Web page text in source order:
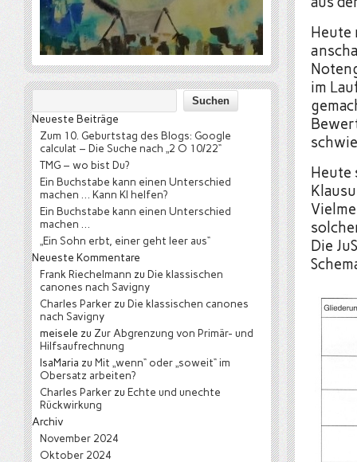
Heute
im
Heute
Die
Neueste Beiträge
Zum 10. Geburtstag des Blogs: Google
calculat – Die Suche nach „2 O 10/22“
TMG – wo bist Du?
Ein Buchstabe kann einen Unterschied
machen … Kann KI helfen?
Ein Buchstabe kann einen Unterschied
machen …
„Ein Sohn erbt, einer geht leer aus“
Neueste Kommentare
Frank Riechelmann zu Die klassischen
canones nach Savigny
Charles Parker zu Die klassischen canones
nach Savigny
meisele zu Zur Abgrenzung von Primär- und
Hilfsaufrechnung
IsaMaria zu Mit „wenn“ oder „soweit“ im
Obersatz arbeiten?
Charles Parker zu Echte und unechte
Rückwirkung
Archiv
November 2024
Oktober 2024